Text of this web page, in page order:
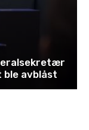
avblåst